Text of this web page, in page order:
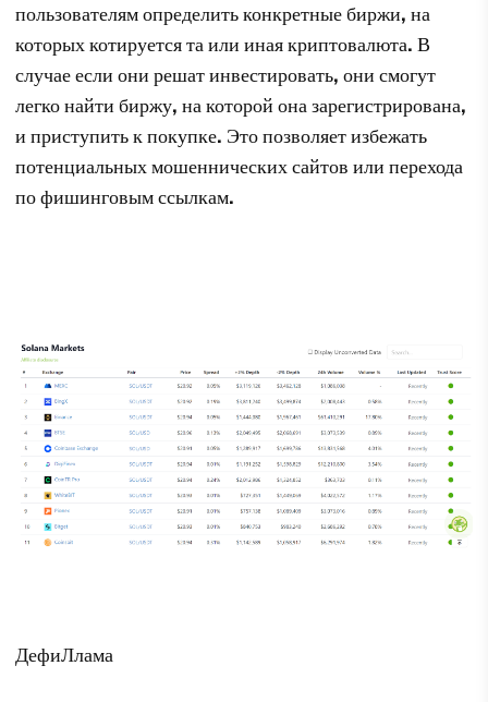
пользователям определить конкретные биржи, на
которых котируется та или иная криптовалюта. В
случае если они решат инвестировать, они смогут
легко найти биржу, на которой она зарегистрирована,
и приступить к покупке. Это позволяет избежать
потенциальных мошеннических сайтов или перехода
по фишинговым ссылкам.
ДефиЛлама